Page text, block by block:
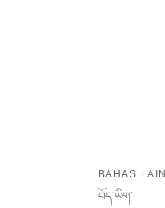
BAHAS LAIN
བོད་ཡིག་